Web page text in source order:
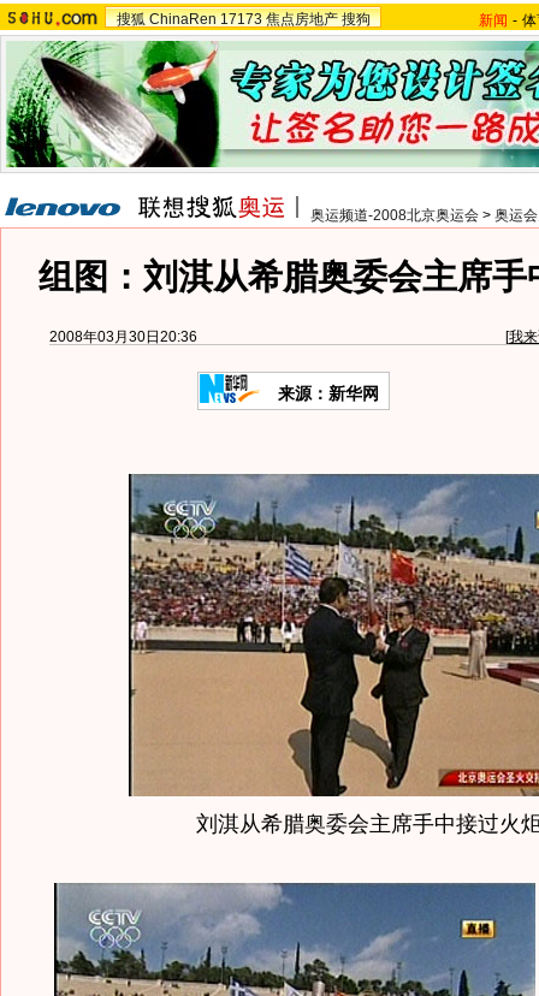
搜狐 ChinaRen 17173 焦点房地产 搜狗 新闻 -
奥运频道-2008北京奥运会 > 奥运
组图：刘淇从希腊奥委会主席手
2008年03月30日20:36 [我
来源：新华网
刘淇从希腊奥委会主席手中接过火